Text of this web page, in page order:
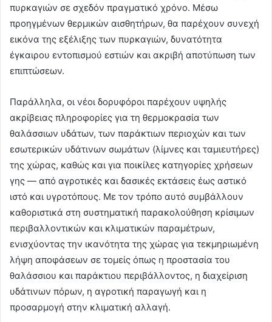
πυρκαγιών σε σχεδόν πραγματικό χρόνο. Μέσω
προηγμένων θερμικών αισθητήρων, θα παρέχουν συνεχή
εικόνα της εξέλιξης των πυρκαγιών, δυνατότητα
έγκαιρου εντοπισμού εστιών και ακριβή αποτύπωση των
επιπτώσεων.
Παράλληλα, οι νέοι δορυφόροι παρέχουν υψηλής
ακρίβειας πληροφορίες για τη θερμοκρασία των
θαλάσσιων υδάτων, των παράκτιων περιοχών και των
εσωτερικών υδάτινων σωμάτων (λίμνες και ταμιευτήρες)
της χώρας, καθώς και για ποικίλες κατηγορίες χρήσεων
γης — από αγροτικές και δασικές εκτάσεις έως αστικό
ιστό και υγροτόπους. Με τον τρόπο αυτό συμβάλλουν
καθοριστικά στη συστηματική παρακολούθηση κρίσιμων
περιβαλλοντικών και κλιματικών παραμέτρων,
ενισχύοντας την ικανότητα της χώρας για τεκμηριωμένη
λήψη αποφάσεων σε τομείς όπως η προστασία του
θαλάσσιου και παράκτιου περιβάλλοντος, η διαχείριση
υδάτινων πόρων, η αγροτική παραγωγή και η
προσαρμογή στην κλιματική αλλαγή.